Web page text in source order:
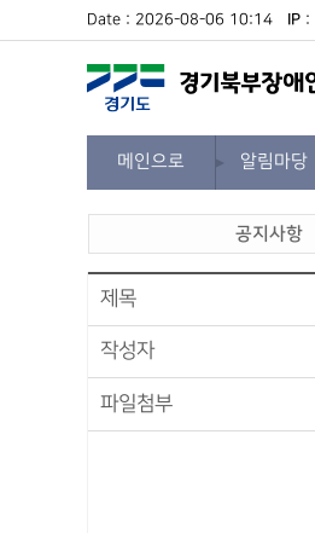
Date : 2026-08-06 10:14 IP :
메인으로 알림마당
공지사항
제목
작성자
파일첨부